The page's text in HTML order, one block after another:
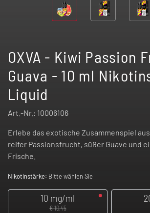
OXVA - Kiwi Passion
Guava - 10 ml
Liquid
Art.-Nr.: 10006106
Erlebe das exotische Zusammenspiel
reifer Passionsfrucht, süßer Guave und
Frische.
Nikotinstärke: Bitte wählen Sie
10 mg/ml
€ 10,45